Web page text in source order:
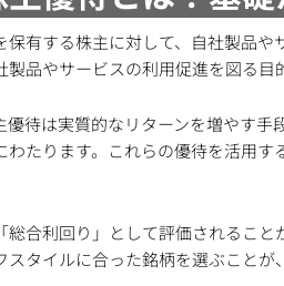
有する株主に対して、自社製品
品やサービスの利用促進を図る目
待は実質的なリターンを増やす
たります。これらの優待を活用
合利回り」として評価されるこ
タイルに合った銘柄を選ぶことが